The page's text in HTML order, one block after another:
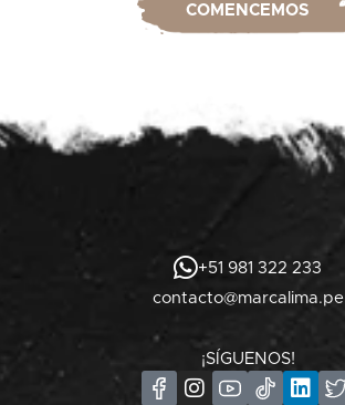
COMENCEMOS
+51 981 322 233
contacto@marcalima.pe
¡SÍGUENOS!